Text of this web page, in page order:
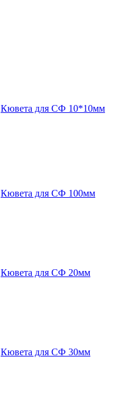
Кювета для СФ 10*10мм
Кювета для СФ 100мм
Кювета для СФ 20мм
Кювета для СФ 30мм